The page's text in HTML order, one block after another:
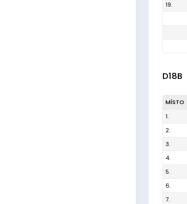
19.
D18B
MÍSTO
1.
2.
3.
4.
5.
6.
7.